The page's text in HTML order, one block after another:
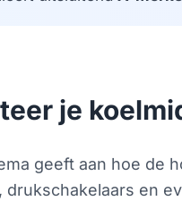
je
geeft aan hoe de
en